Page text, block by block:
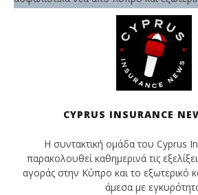
CYPRUS INSURANCE
Η συντακτική ομάδα του Cyprus
παρακολουθεί καθημερινά τις
αγοράς στην Κύπρο και το εξωτερικό
άμεσα με